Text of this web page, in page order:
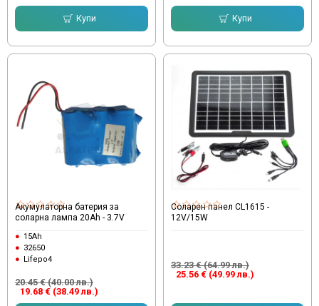
Купи Купи
Акумулаторна батерия за
соларна лампа 20Ah - 3.7V
15Ah
32650
Lifepo4
19.68 € (38.49 лв.)
20.45 € (40.00 лв.)
Соларен панел CL1615 -
12V/15W
25.56 € (49.99 лв.)
33.23 € (64.99 лв.)